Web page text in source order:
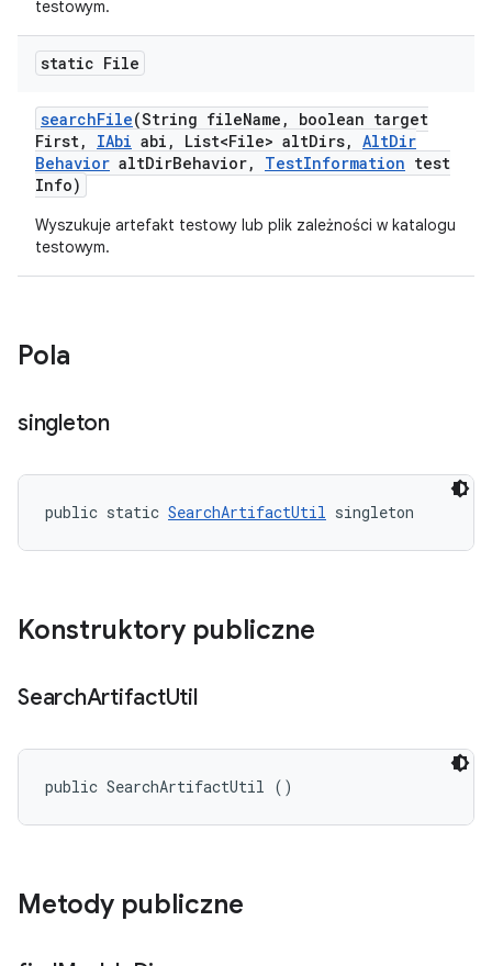
testowym.
static File
searchFile(String fileName ,
boolean target
First, IAbi abi , List<File> altDirs, AltDir
Behavior altDirBehavior, TestInformation test
Info)
Wyszukuje artefakt testowy lub plik zależności w katalogu
testowym.
Pola
singleton
public static SearchArtifactUtil singleton
Konstruktory publiczne
SearchArtifactUtil
public SearchArtifactUtil ()
Metody publiczne